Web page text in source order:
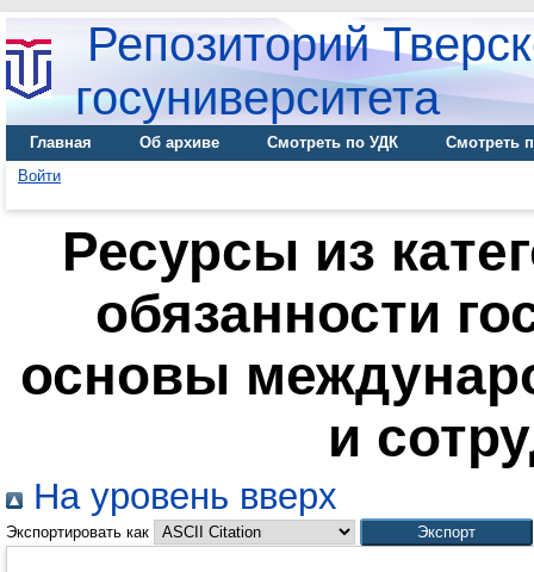
Репозиторий
госуниверситета
Главная Об архиве Смотреть по УДК
Смотреть
Войти
Ресурсы из
обязанности
основы
и
На уровень вверх
Экспортировать как